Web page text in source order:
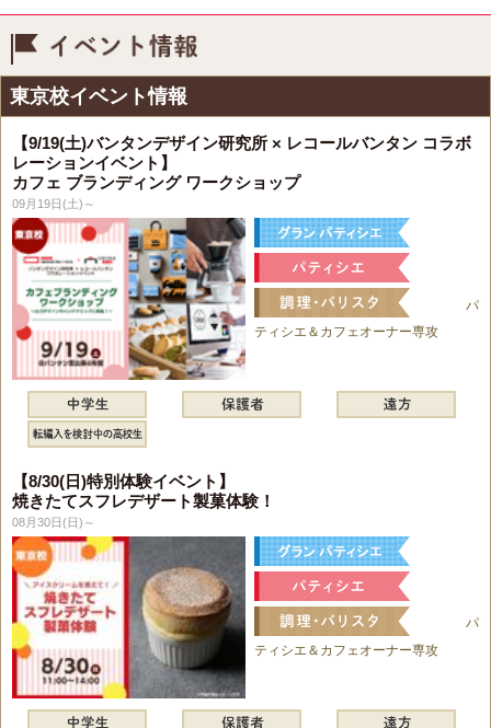
東京校イベント情報
【9/19(土)バンタンデザイン研究所 × レコールバンタン コラボ
レーションイベント】
カフェ ブランディング ワークショップ
09月19日(土)～
パ
ティシエ＆カフェオーナー専攻
【8/30(日)特別体験イベント】
焼きたてスフレデザート製菓体験！
08月30日(日)～
パ
ティシエ＆カフェオーナー専攻